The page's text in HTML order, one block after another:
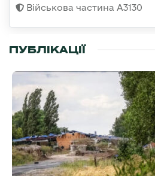
Військова частина А3130
ПУБЛІКАЦІЇ